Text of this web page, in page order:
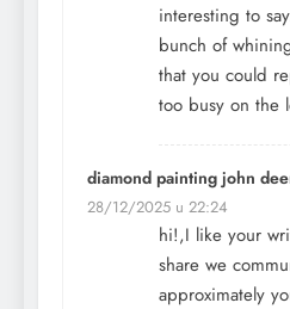
interesting to
bunch of
that you could
too busy on the
diamond painting john
28/12/2025 u 22:24
hi!,I like your
share we
approximately